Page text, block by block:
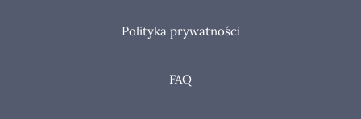
Polityka prywatności
FAQ